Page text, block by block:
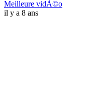
Meilleure vidÃ©o
il y a 8 ans